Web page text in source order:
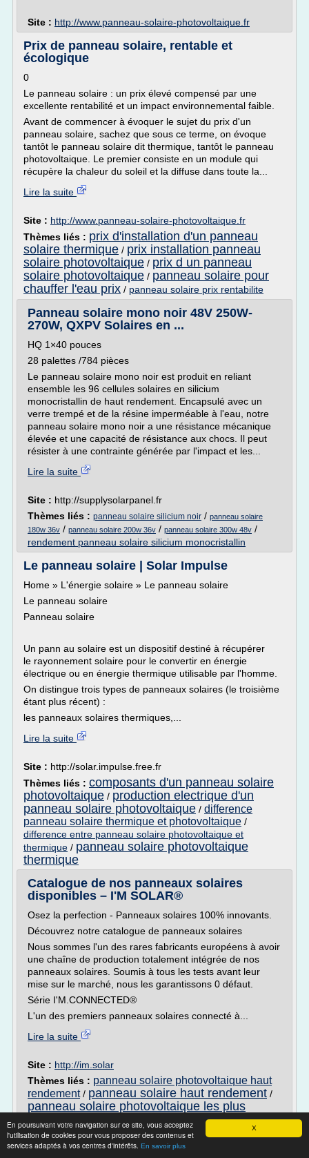
X
En poursuivant votre navigation sur ce site, vous acceptez
l'utilisation de cookies pour vous proposer des contenus et
services adaptés à vos centres d'intérêts. En savoir plus
Site : http://www.panneau-solaire-photovoltaique.fr
Prix de panneau solaire, rentable et
écologique
0
Le panneau solaire : un prix élevé compensé par une
excellente rentabilité et un impact environnemental faible.
Avant de commencer à évoquer le sujet du prix d'un
panneau solaire, sachez que sous ce terme, on évoque
tantôt le panneau solaire dit thermique, tantôt le panneau
photovoltaique. Le premier consiste en un module qui
récupère la chaleur du soleil et la diffuse dans toute la...
Lire la suite
Site : http://www.panneau-solaire-photovoltaique.fr
Thèmes liés : prix d'installation d'un panneau
solaire thermique / prix installation panneau
solaire photovoltaique / prix d un panneau
solaire photovoltaique / panneau solaire pour
chauffer l'eau prix / panneau solaire prix rentabilite
Panneau solaire mono noir 48V 250W-
270W, QXPV Solaires en ...
HQ 1×40 pouces
28 palettes /784 pièces
Le panneau solaire mono noir est produit en reliant
ensemble les 96 cellules solaires en silicium
monocristallin de haut rendement. Encapsulé avec un
verre trempé et de la résine imperméable à l'eau, notre
panneau solaire mono noir a une résistance mécanique
élevée et une capacité de résistance aux chocs. Il peut
résister à une contrainte générée par l'impact et les...
Lire la suite
Site : http://supplysolarpanel.fr
Thèmes liés : panneau solaire silicium noir / panneau solaire
180w 36v / panneau solaire 200w 36v / panneau solaire 300w 48v /
rendement panneau solaire silicium monocristallin
Le panneau solaire | Solar Impulse
Home » L'énergie solaire » Le panneau solaire
Le panneau solaire
Panneau solaire
Un pann au solaire est un dispositif destiné à récupérer
le rayonnement solaire pour le convertir en énergie
électrique ou en énergie thermique utilisable par l'homme.
On distingue trois types de panneaux solaires (le troisième
étant plus récent) :
les panneaux solaires thermiques,...
Lire la suite
Site : http://solar.impulse.free.fr
Thèmes liés : composants d'un panneau solaire
photovoltaique / production electrique d'un
panneau solaire photovoltaique / difference
panneau solaire thermique et photovoltaique /
difference entre panneau solaire photovoltaique et
thermique / panneau solaire photovoltaique
thermique
Catalogue de nos panneaux solaires
disponibles – I'M SOLAR®
Osez la perfection - Panneaux solaires 100% innovants.
Découvrez notre catalogue de panneaux solaires
Nous sommes l'un des rares fabricants européens à avoir
une chaîne de production totalement intégrée de nos
panneaux solaires. Soumis à tous les tests avant leur
mise sur le marché, nous les garantissons 0 défaut.
Série I'M.CONNECTED®
L'un des premiers panneaux solaires connecté à...
Lire la suite
Site : http://im.solar
Thèmes liés : panneau solaire photovoltaique haut
rendement/ panneau solaire haut rendement /
panneau solaire photovoltaique les plus
installation panneau solaire en
serie/panneau solaire photovoltaique meilleur
rendement